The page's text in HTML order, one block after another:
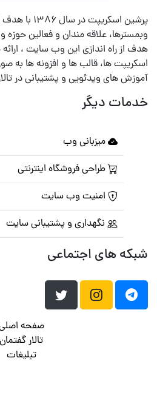
پرشین
وبمسترها، علاقه مندان و فعالین حوزه
هدف از راه اندازی این وب سایت ،
اسکریپت ها، قالب ها و افزونه ها به
آموزش های ویدئویی و پشتیبانی در
خدمات دیگر
میزبانی وب
طراحی فروشگاه اینترنتی
امنیت وب سایت
نگهداری و پشتیبانی سایت
شبکه های اجتماعی
صفحه
تالار گفتمان
تبلیغات